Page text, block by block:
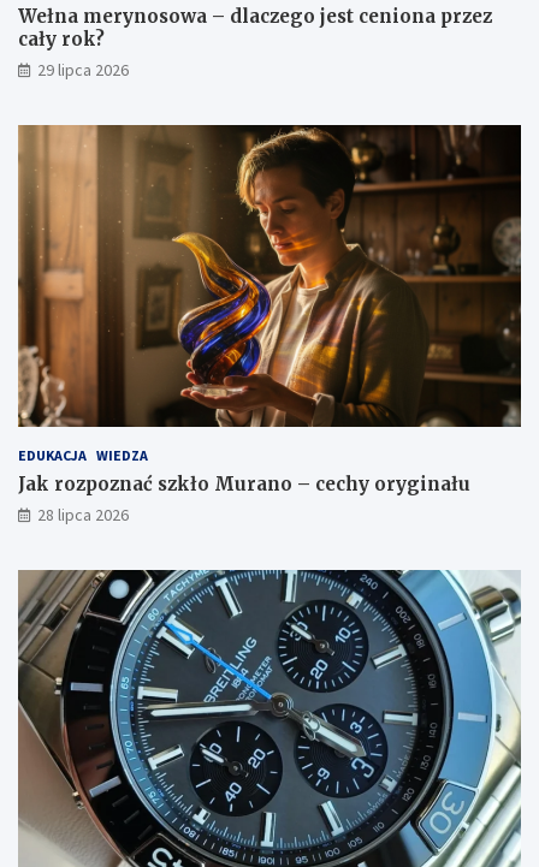
Wełna merynosowa – dlaczego jest ceniona przez
cały rok?
29 lipca 2026
EDUKACJA WIEDZA
Jak rozpoznać szkło Murano – cechy oryginału
28 lipca 2026